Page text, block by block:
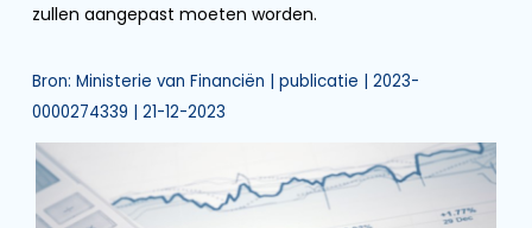
zullen aangepast moeten worden.
Bron: Ministerie van Financiën | publicatie | 2023-
0000274339 | 21-12-2023